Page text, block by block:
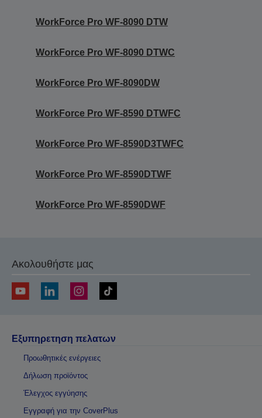
WorkForce Pro WF-8090 DTW
WorkForce Pro WF-8090 DTWC
WorkForce Pro WF-8090DW
WorkForce Pro WF-8590 DTWFC
WorkForce Pro WF-8590D3TWFC
WorkForce Pro WF-8590DTWF
WorkForce Pro WF-8590DWF
Ακολουθήστε μας
Εξυπηρετηση πελατων
Προωθητικές ενέργειες
Δήλωση προϊόντος
Έλεγχος εγγύησης
Εγγραφή για την CoverPlus